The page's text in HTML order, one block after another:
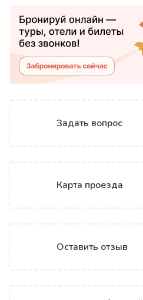
Задать вопрос
Карта проезда
Оставить отзыв